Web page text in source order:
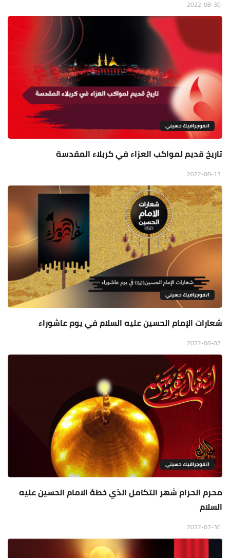
انفوجرافيك حسيني
تاريخ قديم لمواكب العزاء في كربلاء المقدسة
انفوجرافيك حسيني
شعارات الإمام الحسين علیه السلام في يوم عاشوراء
انفوجرافيك حسيني
محرم الحرام شهر التكامل الذي خطهُ الامام الحسين عليه
السلام